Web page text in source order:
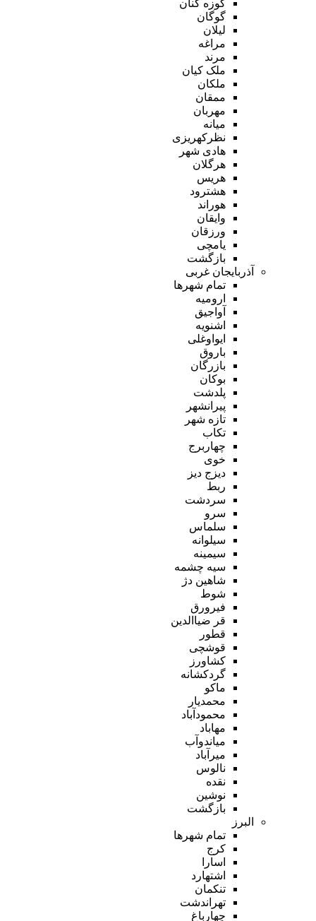
کوزه کنان
گوگان
لیلان
مراغه
مرند
ملک کیان
ملکان
ممقان
مهربان
میانه
نظرکهریزی
هادی شهر
هرگلان
هریس
هشترود
هوراند
وایقان
ورزقان
یامچی
بازگشت
آذربایجان غربی
تمام شهر‌ها
ارومیه
آواجیق
اشنویه
ایواوغلی
باروق
بازرگان
بوکان
پلدشت
پیرانشهر
تازه شهر
تکاب
چهاربرج
خوی
دیزج دیز
ربط
سردشت
سرو
سلماس
سیلوانه
سیمینه
سیه چشمه
شاهین دژ
شوط
فیرورق
قر ضیاالدین
قطور
قوشچی
کشاورز
گردکشانه
ماکو
محمدیار
محمودآباد
مهاباد
میاندوآب
میرآباد
نالوس
نقده
نوشین
بازگشت
البرز
تمام شهر‌ها
کرج
اسارا
اشتهارد
تنکمان
تهراندشت
چهارباغ